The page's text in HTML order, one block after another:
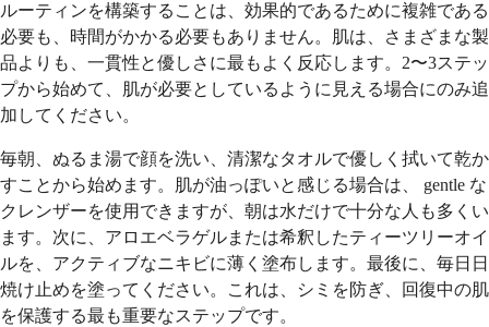
ルーティンを構築することは、効果的であるために複雑である
必要も、時間がかかる必要もありません。肌は、さまざまな製
品よりも、一貫性と優しさに最もよく反応します。2〜3ステッ
プから始めて、肌が必要としているように見える場合にのみ追
加してください。
毎朝、ぬるま湯で顔を洗い、清潔なタオルで優しく拭いて乾か
すことから始めます。肌が油っぽいと感じる場合は、 gentle な
クレンザーを使用できますが、朝は水だけで十分な人も多くい
ます。次に、アロエベラゲルまたは希釈したティーツリーオイ
ルを、アクティブなニキビに薄く塗布します。最後に、毎日日
焼け止めを塗ってください。これは、シミを防ぎ、回復中の肌
を保護する最も重要なステップです。